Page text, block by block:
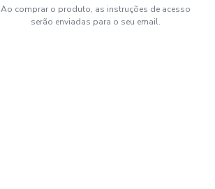
Ao comprar o produto, as instruções de acesso
serão enviadas para o seu email.